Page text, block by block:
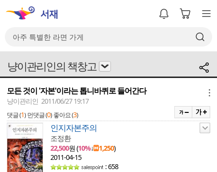
냥이관리인의 책창고
모든 것이 '자본'이라는 톱니바퀴로 들어간다
냥이관리인 2011/06/27 19:17
댓글 (1) 먼댓글 (0) 좋아요 (3)
인지자본주의
조정환
22,500원 (10%↓ 1,250)
2011-04-15
: 658